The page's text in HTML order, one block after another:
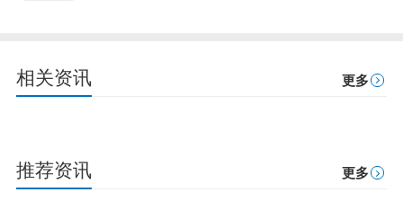
相关资讯 更多
推荐资讯 更多